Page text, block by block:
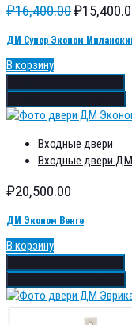
₽16,400.00₽
ДМ Супер Эконом
В корзину
Входные двери
Входные двери ДМ
₽20,500.00
ДМ Эконом Венге
В корзину